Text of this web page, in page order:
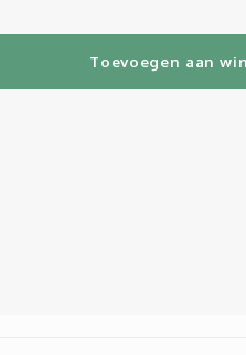
Toevoegen aan